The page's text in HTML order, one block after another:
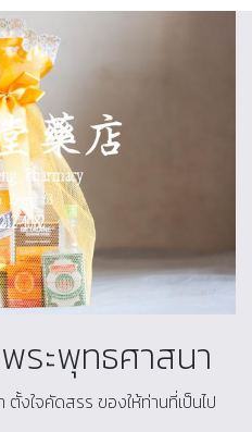
ระพุทธศาสนา
งใจคัดสรร ของให้ท่านที่เป็นไป